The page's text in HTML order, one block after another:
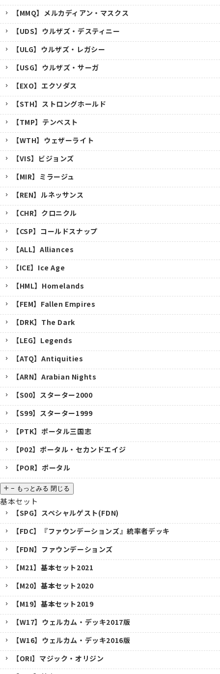
【MMQ】メルカディアン・マスクス
【UDS】ウルザズ・デスティニー
【ULG】ウルザズ・レガシー
【USG】ウルザズ・サーガ
【EXO】エクソダス
【STH】ストロングホールド
【TMP】テンペスト
【WTH】ウェザーライト
【VIS】ビジョンズ
【MIR】ミラージュ
【REN】ルネッサンス
【CHR】クロニクル
【CSP】コールドスナップ
【ALL】Alliances
【ICE】Ice Age
【HML】Homelands
【FEM】Fallen Empires
【DRK】The Dark
【LEG】Legends
【ATQ】Antiquities
【ARN】Arabian Nights
【S00】スターター2000
【S99】スターター1999
【PTK】ポータル三国志
【P02】ポータル・セカンドエイジ
【POR】ポータル
− もっとみる 閉じる
基本セット
【SPG】スペシャルゲスト(FDN)
【FDC】『ファウンデーションズ』統率者デッキ
【FDN】ファウンデーションズ
【M21】基本セット2021
【M20】基本セット2020
【M19】基本セット2019
【W17】ウェルカム・デッキ2017版
【W16】ウェルカム・デッキ2016版
【ORI】マジック・オリジン